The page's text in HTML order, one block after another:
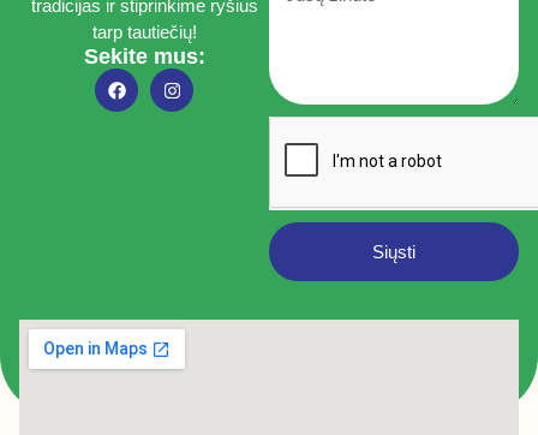
tradicijas ir stiprinkime ryšius
tarp tautiečių!
Sekite mus:
Siųsti